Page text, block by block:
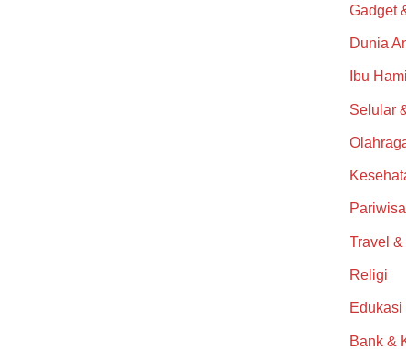
Gadget
Dunia
Ibu
Selular
Travel
Religi
Bank &